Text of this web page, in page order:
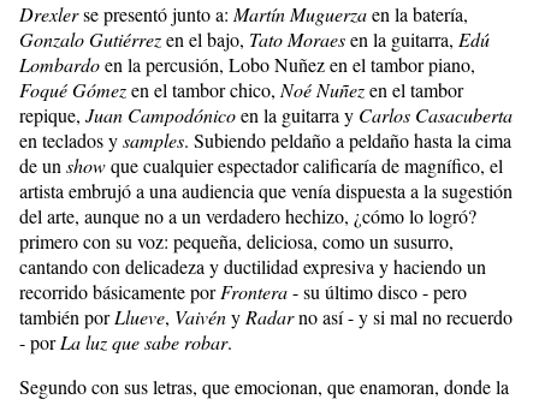
Drexlerse presentó junto a:Martín Muguerzaen la batería,
Gonzalo Gutiérrezen el bajo, Tato Moraesen la guitarra, Edú
Lombardoen la percusión, Lobo Nuñez en el tambor piano,
Foqué Gómezen el tambor chico,Noé Nuñezen el tambor
repique, Juan Campodónicoen la guitarra y Carlos Casacuberta
en teclados ysamples. Subiendo peldaño a peldaño hasta la cima
de unshowque cualquier espectador calificaría de magnífico, el
artista embrujó a una audiencia que venía dispuesta a la sugestión
del arte, aunque no a un verdadero hechizo, ¿cómo lo logró?
primero con su voz: pequeña, deliciosa, como un susurro,
cantando con delicadeza y ductilidad expresiva y haciendo un
recorrido básicamente porFrontera- su último disco - pero
también porLlueve, VaivényRadarno así - y si mal no recuerdo
- porLa luz que sabe robar.
Segundo con sus letras, que emocionan, que enamoran, donde la